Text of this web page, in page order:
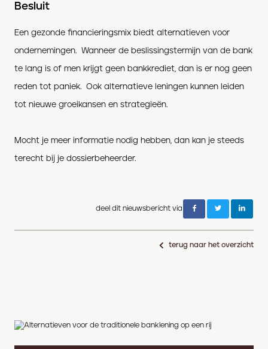
Besluit
Een gezonde financieringsmix biedt alternatieven voor
ondernemingen. Wanneer de beslissingstermijn van de bank
te lang is of men krijgt geen bankkrediet, dan is er nog geen
reden tot paniek. Ook alternatieve leningen kunnen leiden
tot nieuwe groeikansen en strategieën.
Mocht je meer informatie nodig hebben, dan kan je steeds
terecht bij je dossierbeheerder.
deel dit nieuwsbericht via
terug naar het overzicht